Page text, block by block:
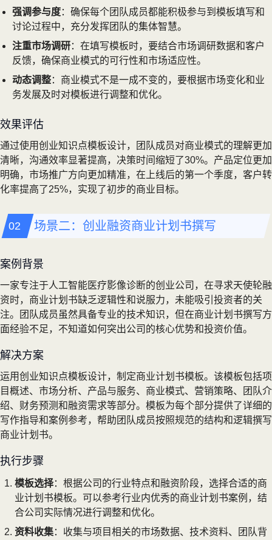
强调参与度：确保每个团队成员都能积极参与到模板填写和
讨论过程中，充分发挥团队的集体智慧。
注重市场调研：在填写模板时，要结合市场调研数据和客户
反馈，确保商业模式的可行性和市场适应性。
动态调整：商业模式不是一成不变的，要根据市场变化和业
务发展及时对模板进行调整和优化。
效果评估
通过使用创业知识点模板设计，团队成员对商业模式的理解更加
清晰，沟通效率显著提高，决策时间缩短了30%。产品定位更加
明确，市场推广方向更加精准，在上线后的第一个季度，客户转
化率提高了25%，实现了初步的商业目标。
场景二：创业融资商业计划书撰写
案例背景
一家专注于人工智能医疗影像诊断的创业公司，在寻求天使轮融
资时，商业计划书缺乏逻辑性和说服力，未能吸引投资者的关
注。团队成员虽然具备专业的技术知识，但在商业计划书撰写方
面经验不足，不知道如何突出公司的核心优势和投资价值。
解决方案
运用创业知识点模板设计，制定商业计划书模板。该模板包括项
目概述、市场分析、产品与服务、商业模式、营销策略、团队介
绍、财务预测和融资需求等部分。模板为每个部分提供了详细的
写作指导和案例参考，帮助团队成员按照规范的结构和逻辑撰写
商业计划书。
执行步骤
模板选择：根据公司的行业特点和融资阶段，选择合适的商
业计划书模板。可以参考行业内优秀的商业计划书案例，结
合公司实际情况进行调整和优化。
资料收集：收集与项目相关的市场数据、技术资料、团队背